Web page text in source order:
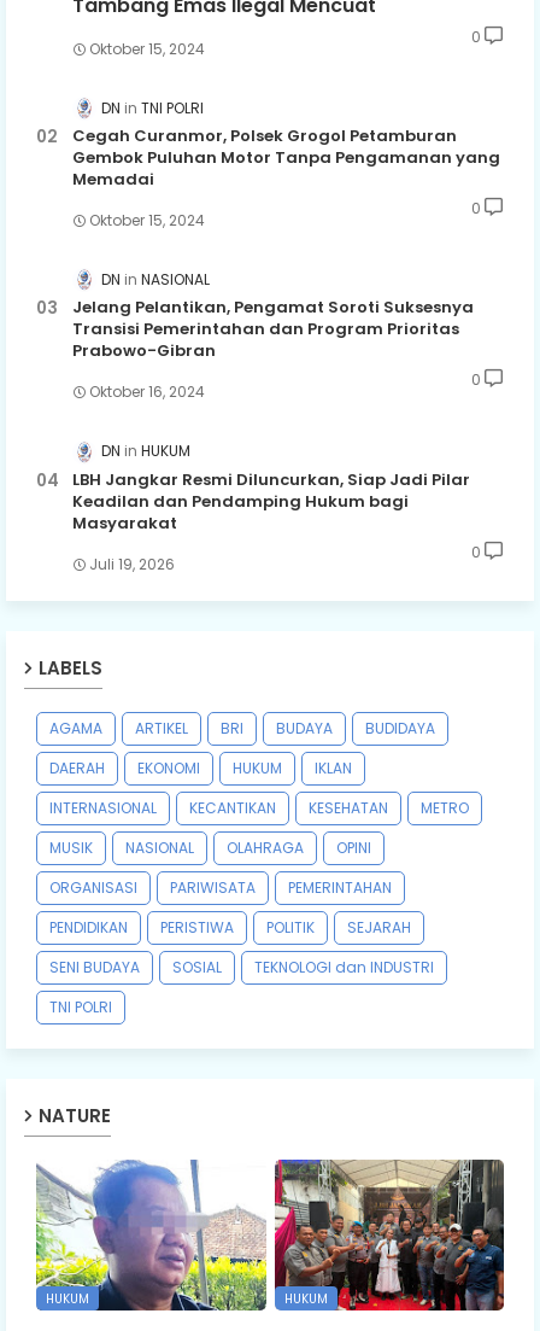
Oktober 15, 2024
0
DN TNI POLRI
Cegah Curanmor, Polsek Grogol Petamburan
Gembok Puluhan Motor Tanpa Pengamanan yang
Memadai
Oktober 15, 2024
0
DN NASIONAL
Jelang Pelantikan, Pengamat Soroti Suksesnya
Transisi Pemerintahan dan Program Prioritas
Prabowo-Gibran
Oktober 16, 2024
0
DN HUKUM
LBH Jangkar Resmi Diluncurkan, Siap Jadi Pilar
Keadilan dan Pendamping Hukum bagi
Masyarakat
Juli 19, 2026
0
LABELS
AGAMA ARTIKEL BRI BUDAYA
BUDIDAYA
DAERAH
EKONOMI HUKUM
IKLAN
INTERNASIONAL
KECANTIKAN KESEHATAN
METRO
MUSIK
NASIONAL OLAHRAGA
OPINI
ORGANISASI
PARIWISATA
PEMERINTAHAN
PENDIDIKAN
PERISTIWA POLITIK
SEJARAH
SENI BUDAYA
SOSIAL
TEKNOLOGI dan INDUSTRI
TNI POLRI
NATURE
HUKUM HUKUM